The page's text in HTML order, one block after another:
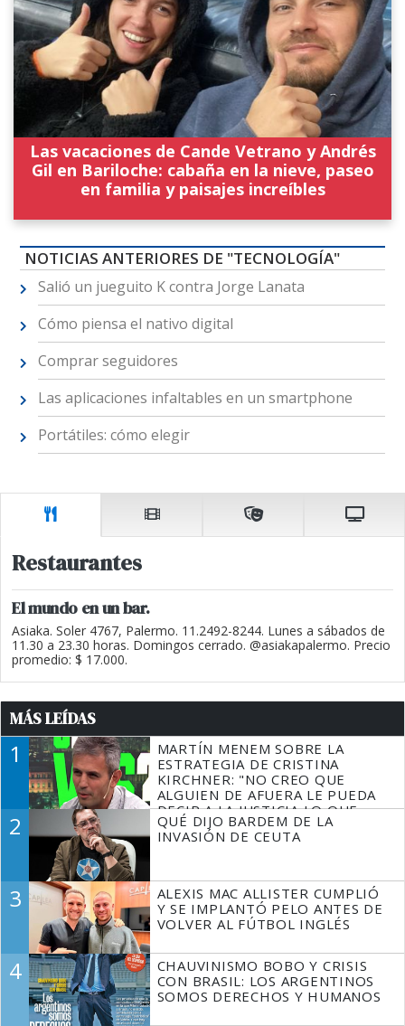
Las vacaciones de Cande Vetrano y Andrés
Gil en Bariloche: cabaña en la nieve, paseo
en familia y paisajes increíbles
NOTICIAS ANTERIORES DE "TECNOLOGÍA"
Salió un jueguito K contra Jorge Lanata
Cómo piensa el nativo digital
Comprar seguidores
Las aplicaciones infaltables en un smartphone
Portátiles: cómo elegir
Restaurantes
El mundo en un bar.
Asiaka. Soler 4767, Palermo. 11.2492-8244. Lunes a sábados de
11.30 a 23.30 horas. Domingos cerrado. @asiakapalermo. Precio
promedio: $ 17.000.
MÁS LEÍDAS
1
MARTÍN MENEM SOBRE LA
ESTRATEGIA DE CRISTINA
KIRCHNER: "NO CREO QUE
ALGUIEN DE AFUERA LE PUEDA
DECIR A LA JUSTICIA LO QUE
TIENE QUE HACER"
2
QUÉ DIJO BARDEM DE LA
INVASIÓN DE CEUTA
3
ALEXIS MAC ALLISTER CUMPLIÓ
Y SE IMPLANTÓ PELO ANTES DE
VOLVER AL FÚTBOL INGLÉS
4
CHAUVINISMO BOBO Y CRISIS
CON BRASIL: LOS ARGENTINOS
SOMOS DERECHOS Y HUMANOS